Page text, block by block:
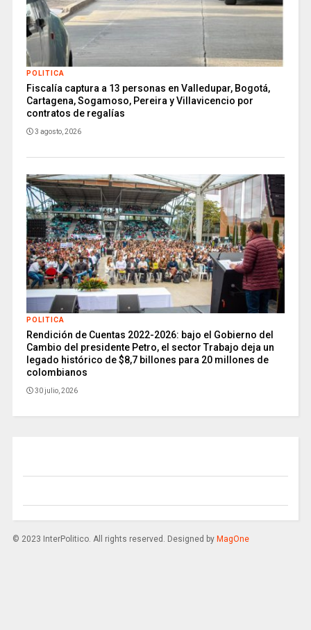
POLITICA
Fiscalía captura a 13 personas en Valledupar, Bogotá,
Cartagena, Sogamoso, Pereira y Villavicencio por
contratos de regalías
3 agosto, 2026
POLITICA
Rendición de Cuentas 2022-2026: bajo el Gobierno del
Cambio del presidente Petro, el sector Trabajo deja un
legado histórico de $8,7 billones para 20 millones de
colombianos
30 julio, 2026
© 2023 InterPolitico. All rights reserved. Designed by MagOne